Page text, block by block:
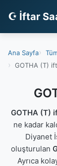
☪ İftar
Ana Sayfa
GOTHA (T)
GOTHA (T)
ne kadar
Diyanet
oluşturulan
Ayrıca